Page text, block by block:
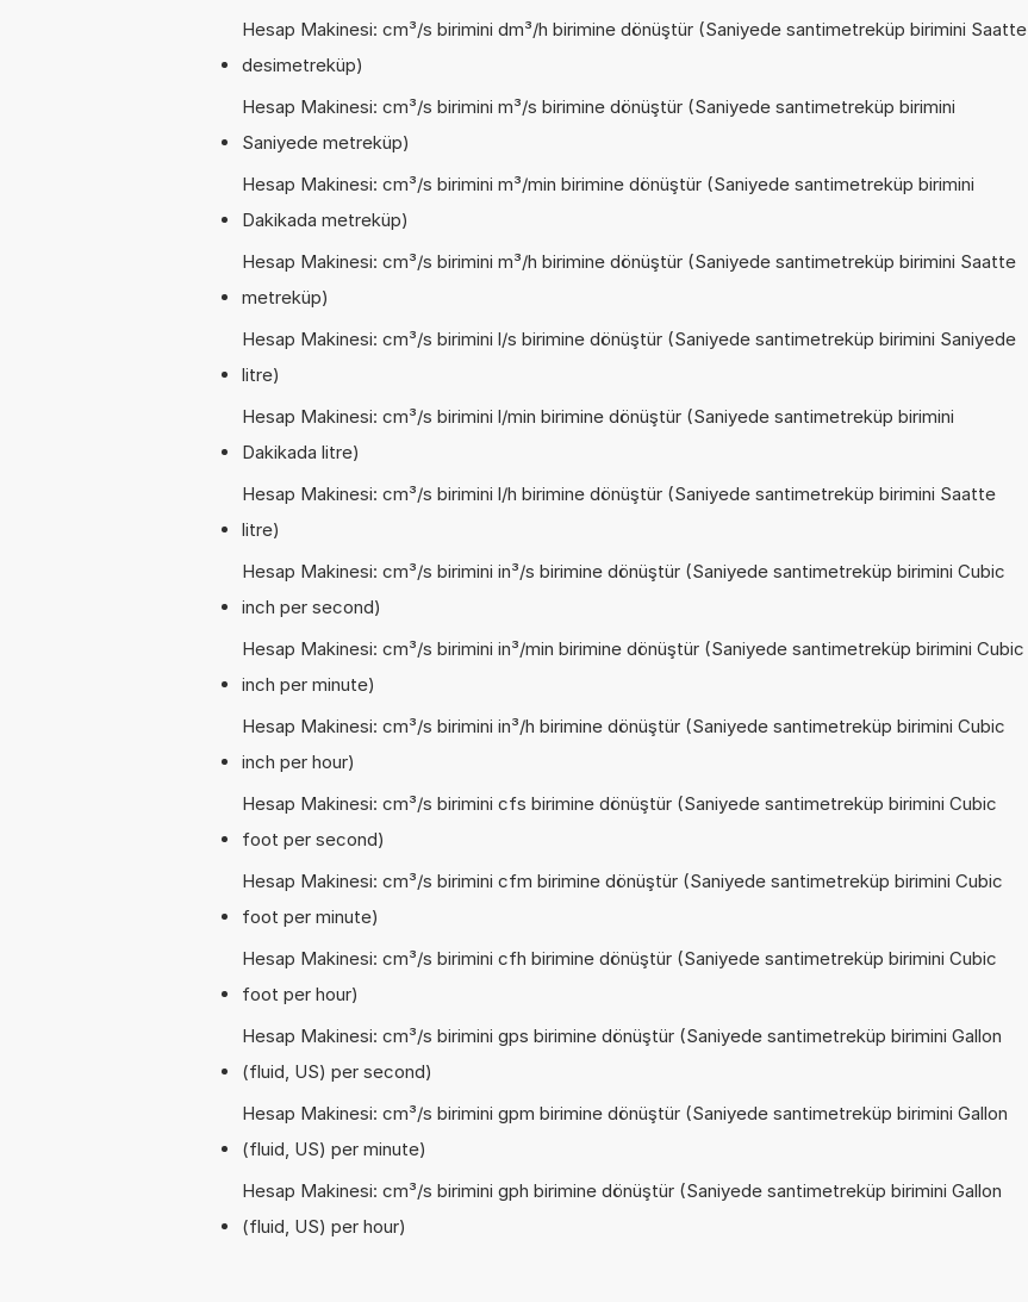
Hesap Makinesi: cm³/s birimini dm³/h birimine dönüştür (Saniyede santimetreküp birimini Saatte
desimetreküp)
Hesap Makinesi: cm³/s birimini m³/s birimine dönüştür (Saniyede santimetreküp birimini
Saniyede metreküp)
Hesap Makinesi: cm³/s birimini m³/min birimine dönüştür (Saniyede santimetreküp birimini
Dakikada metreküp)
Hesap Makinesi: cm³/s birimini m³/h birimine dönüştür (Saniyede santimetreküp birimini Saatte
metreküp)
Hesap Makinesi: cm³/s birimini l/s birimine dönüştür (Saniyede santimetreküp birimini Saniyede
litre)
Hesap Makinesi: cm³/s birimini l/min birimine dönüştür (Saniyede santimetreküp birimini
Dakikada litre)
Hesap Makinesi: cm³/s birimini l/h birimine dönüştür (Saniyede santimetreküp birimini Saatte
litre)
Hesap Makinesi: cm³/s birimini in³/s birimine dönüştür (Saniyede santimetreküp birimini Cubic
inch per second)
Hesap Makinesi: cm³/s birimini in³/min birimine dönüştür (Saniyede santimetreküp birimini Cubic
inch per minute)
Hesap Makinesi: cm³/s birimini in³/h birimine dönüştür (Saniyede santimetreküp birimini Cubic
inch per hour)
Hesap Makinesi: cm³/s birimini cfs birimine dönüştür (Saniyede santimetreküp birimini Cubic
foot per second)
Hesap Makinesi: cm³/s birimini cfm birimine dönüştür (Saniyede santimetreküp birimini Cubic
foot per minute)
Hesap Makinesi: cm³/s birimini cfh birimine dönüştür (Saniyede santimetreküp birimini Cubic
foot per hour)
Hesap Makinesi: cm³/s birimini gps birimine dönüştür (Saniyede santimetreküp birimini Gallon
(fluid, US) per second)
Hesap Makinesi: cm³/s birimini gpm birimine dönüştür (Saniyede santimetreküp birimini Gallon
(fluid, US) per minute)
Hesap Makinesi: cm³/s birimini gph birimine dönüştür (Saniyede santimetreküp birimini Gallon
(fluid, US) per hour)